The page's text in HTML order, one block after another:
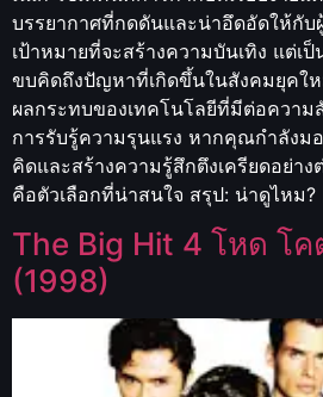
บรรยากาศที่กดดันและน่าอึดอัดให้กับ
เป้าหมายที่จะสร้างความบันเทิง แต่เ
ขบคิดถึงปัญหาที่เกิดขึ้นในสังคมยุคให
ผลกระทบของเทคโนโลยีที่มีต่อควา
การรับรู้ความรุนแรง หากคุณกำลังม
คิดและสร้างความรู้สึกตึงเครียดอย่าง
คือตัวเลือกที่น่าสนใจ สรุป: น่าดูไหม
The Big Hit 4 โหด โ
(1998)